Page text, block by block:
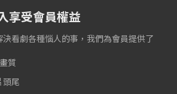
享受會員權益
決看劇各種惱人的事，我們為會員提供了
質
頭尾